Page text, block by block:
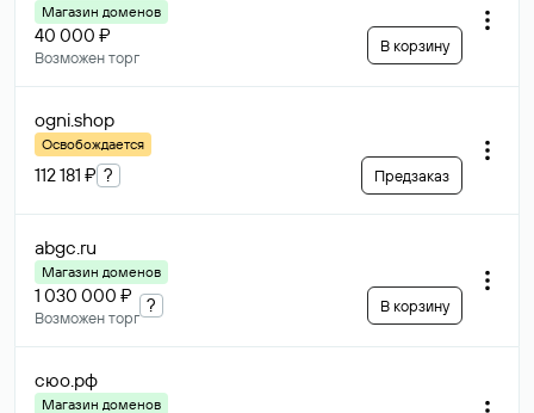
Магазин доменов
40 000 ₽
Возможен торг
В корзину
ogni.shop
Освобождается
112 181 ₽ ? Предзаказ
abgc.ru
Магазин доменов
1 030 000 ₽
Возможен торг
? В корзину
сюо.рф
Магазин доменов